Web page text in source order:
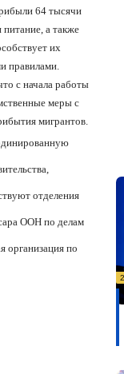
64 тысячи
а также
их
правилами.
с начала работы
меры с
мигрантов.
отделения
ООН по делам
по